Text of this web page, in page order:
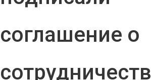
соглашение о
сотрудничеств